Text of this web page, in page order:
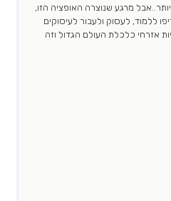
מרגע שנוצרה האופציה הזו,
ללמוד, לעסוק ולעבור לעיסוקים
אזרחי כלכלת העולם הגדול וזה